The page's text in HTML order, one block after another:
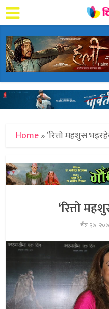
Home»‘रित्तो महशुस
‘रित्तो
चैत्र २७,